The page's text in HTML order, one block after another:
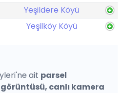
Yeşildere Köyü
Yeşilköy Köyü
ait parsel
canlı kamera